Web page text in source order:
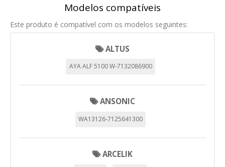
Modelos compatíveis
Este produto é compatível com os modelos seguintes:
ALTUS
AYA ALF 5100 W-7132086900
ANSONIC
WA13126-7125641300
ARCELIK